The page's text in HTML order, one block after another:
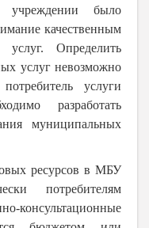
было
качественным
услуг. Определить
услуг невозможно
услуги
разработать
муниципальных
ресурсов в МБУ
потребителям